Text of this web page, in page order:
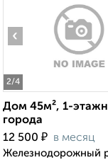
2/4
‹
Дом 45м², 1-
города
12 500 ₽ в месяц
Железнодорожный